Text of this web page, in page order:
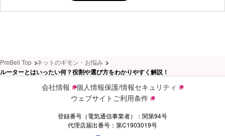
PreBell Top ネットのギモン・お悩み
ルーターとはいったい何？役割や選び方をわかりやすく解説！
会社情報
個人情報保護/情報セキュリティ
ウェブサイトご利用条件
登録番号（電気通信事業者）：関第94号
代理店届出番号：第C1903019号